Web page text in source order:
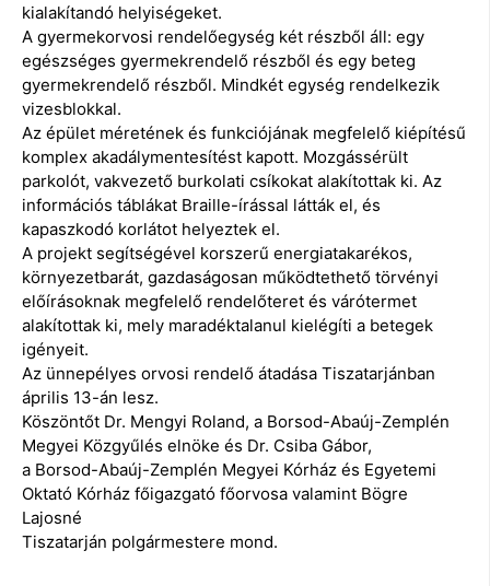
kialakítandó helyiségeket.
A gyermekorvosi rendelőegység két részből áll: egy
egészséges gyermekrendelő részből és egy beteg
gyermekrendelő részből. Mindkét egység rendelkezik
vizesblokkal.
Az épület méretének és funkciójának megfelelő kiépítésű
komplex akadálymentesítést kapott. Mozgássérült
parkolót, vakvezető burkolati csíkokat alakítottak ki. Az
információs táblákat Braille-írással látták el, és
kapaszkodó korlátot helyeztek el.
A projekt segítségével korszerű energiatakarékos,
környezetbarát, gazdaságosan működtethető törvényi
előírásoknak megfelelő rendelőteret és várótermet
alakítottak ki, mely maradéktalanul kielégíti a betegek
igényeit.
Az ünnepélyes orvosi rendelő átadása Tiszatarjánban
április 13-án lesz.
Köszöntőt Dr. Mengyi Roland, a Borsod-Abaúj-Zemplén
Megyei Közgyűlés elnöke és Dr. Csiba Gábor,
a Borsod-Abaúj-Zemplén Megyei Kórház és Egyetemi
Oktató Kórház főigazgató főorvosa valamint Bögre
Lajosné
Tiszatarján polgármestere mond.